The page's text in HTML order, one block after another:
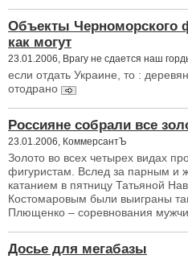
Объекты Черноморского
как могут
23.01.2006, Врагу не сдается наш
если отдать Украине, то :
отодрано
Россияне собрали все
23.01.2006, КоммерсантЪ
Золото во всех четырех видах
фигуристам. Вслед за парным и
катанием в пятницу Татьяной
Костомаровым были выиграны
Плющенко – соревнования
Досье для мегабазы